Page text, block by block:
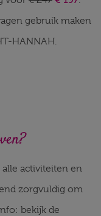
gebruik maken
HANNAH.
activiteiten en
zorgvuldig om
bekijk de